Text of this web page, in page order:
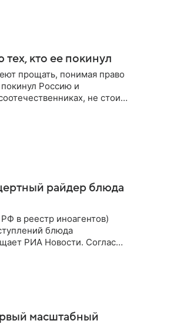
тех, кто ее покинул
прощать, понимая право
Россию и
не стоит
райдер блюда
в реестр иноагентов)
блюда
РИА Новости. Согласно
масштабный